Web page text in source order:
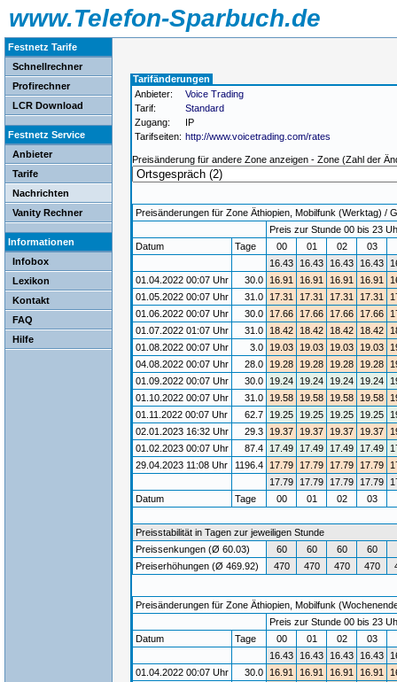
www.Telefon-Sparbuch.de
Festnetz Tarife
Schnellrechner
Profirechner
LCR Download
Festnetz Service
Anbieter
Tarife
Nachrichten
Vanity Rechner
Informationen
Infobox
Lexikon
Kontakt
FAQ
Hilfe
Tarifänderungen
Anbieter:
Voice Trading
Tarif:
Standard
Zugang:
IP
Tarifseiten: http://www.voicetrading.com/rates
Preisänderung für andere Zone anzeigen - Zone (Zahl der
Preisänderungen für Zone Äthiopien, Mobilfunk (Werktag) /
Preis zur Stunde 00 bis 23
Datum
Tage 00 01 02 03
16.43
16.43 16.43 16.43
01.04.2022 00:07 Uhr
30.0 16.91 16.91 16.91 16.91
01.05.2022 00:07 Uhr
31.0 17.31 17.31 17.31 17.31
01.06.2022 00:07 Uhr
30.0 17.66 17.66 17.66 17.66
01.07.2022 01:07 Uhr
31.0 18.42 18.42 18.42 18.42
01.08.2022 00:07 Uhr
3.0 19.03 19.03 19.03 19.03
04.08.2022 00:07 Uhr
28.0 19.28 19.28 19.28 19.28
01.09.2022 00:07 Uhr
30.0 19.24 19.24 19.24 19.24
01.10.2022 00:07 Uhr
31.0 19.58 19.58 19.58 19.58
01.11.2022 00:07 Uhr
62.7 19.25 19.25 19.25 19.25
02.01.2023 16:32 Uhr
29.3 19.37 19.37 19.37 19.37
01.02.2023 00:07 Uhr
87.4 17.49 17.49 17.49 17.49
29.04.2023 11:08 Uhr
1196.4 17.79 17.79 17.79 17.79
17.79
17.79 17.79 17.79
Datum
Tage 00 01 02 03
Preisstabilität in Tagen zur jeweiligen Stunde
Preissenkungen (Ø 60.03)
60 60 60 60
Preiserhöhungen (Ø 469.92)
470 470 470 470
Preisänderungen für Zone Äthiopien, Mobilfunk
Preis zur Stunde 00 bis 23
Datum
Tage 00 01 02 03
16.43
16.43 16.43 16.43
01.04.2022 00:07 Uhr
30.0 16.91 16.91 16.91 16.91